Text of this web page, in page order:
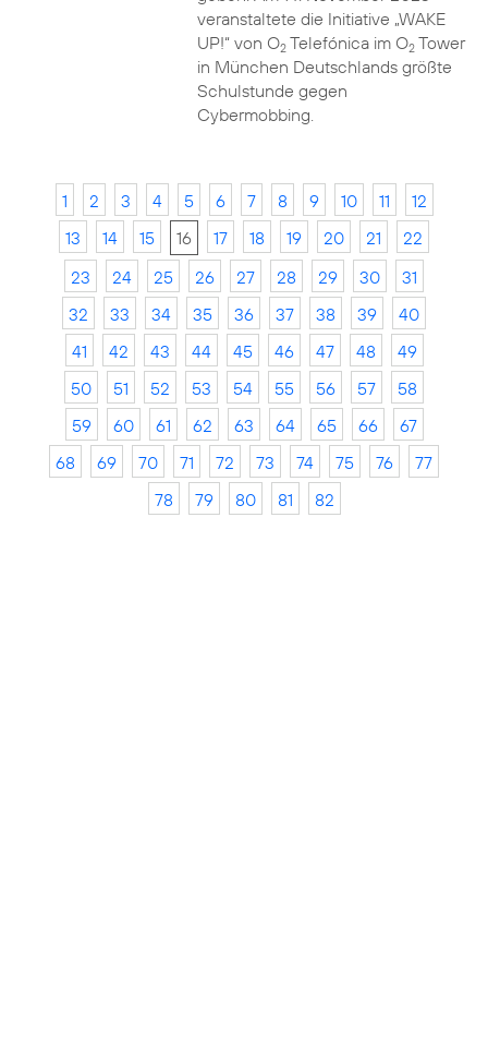
veranstaltete die Initiative „WAKE
UP!“ von O2Telefónica im O2Tower
in München Deutschlands größte
Schulstunde gegen
Cybermobbing.
1 2 3 4 5 6 7 8 9 10 11
12
13
14 15 16 17 18 19 20 21
22
23
24 25 26 27 28 29 30
31
32
33 34 35 36 37 38 39
40
41
42 43 44 45 46 47 48
49
50
51 52 53 54 55 56 57
58
59
60 61 62 63 64 65 66
67
68
69 70 71 72 73 74 75 76
77
78
79 80 81 82